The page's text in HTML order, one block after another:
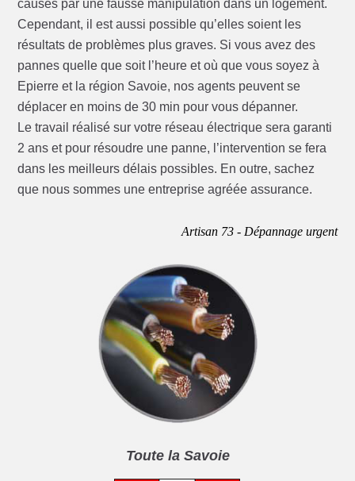
causés par une fausse manipulation dans un logement.
Cependant, il est aussi possible qu’elles soient les
résultats de problèmes plus graves. Si vous avez des
pannes quelle que soit l’heure et où que vous soyez à
Epierre et la région Savoie, nos agents peuvent se
déplacer en moins de 30 min pour vous dépanner.
Le travail réalisé sur votre réseau électrique sera garanti
2 ans et pour résoudre une panne, l’intervention se fera
dans les meilleurs délais possibles. En outre, sachez
que nous sommes une entreprise agréée assurance.
Artisan 73 - Dépannage urgent
Toute la Savoie